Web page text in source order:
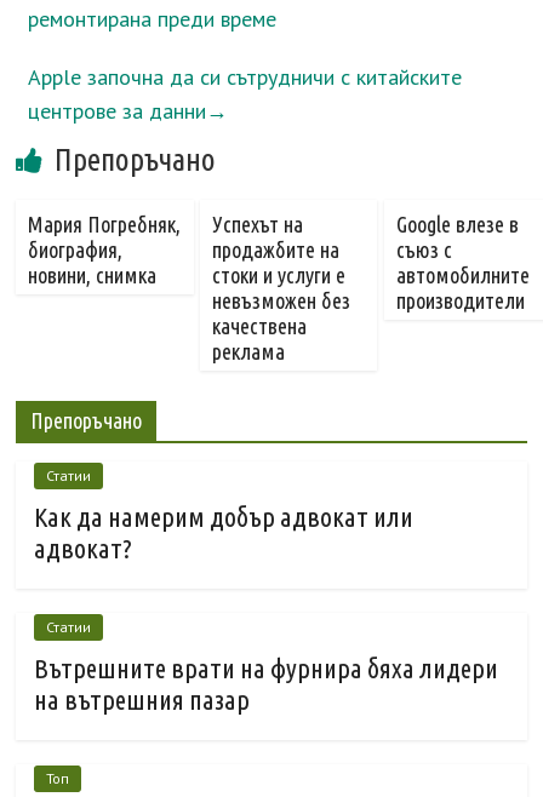
ремонтирана преди време
Apple започна да си сътрудничи с китайските
центрове за данни→
Препоръчано
Мария Погребняк,
биография,
новини, снимка
Успехът на
продажбите на
стоки и услуги е
невъзможен без
качествена
реклама
Google влезе в
съюз с
автомобилните
производители
Препоръчано
Статии
Как да намерим добър адвокат или
адвокат?
Статии
Вътрешните врати на фурнира бяха лидери
на вътрешния пазар
Топ